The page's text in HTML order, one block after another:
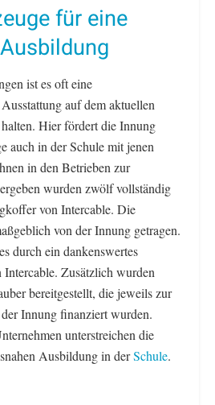
für eine
ist es oft eine
auf dem aktuellen
Hier fördert die Innung
auch in der Schule mit jenen
in den Betrieben zur
wurden zwölf vollständig
von Intercable. Die
von der Innung getragen.
durch ein dankenswertes
Zusätzlich wurden
bereitgestellt, die jeweils zur
Innung finanziert wurden.
unterstreichen die
Ausbildung in derSchule.